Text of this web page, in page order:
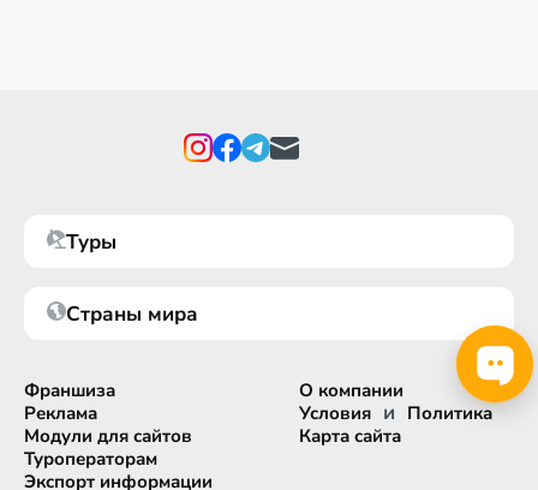
Туры
Страны мира
Франшиза
Реклама
Модули для сайтов
Туроператорам
Экспорт информации
О компании
Условия и Политика
Карта сайта